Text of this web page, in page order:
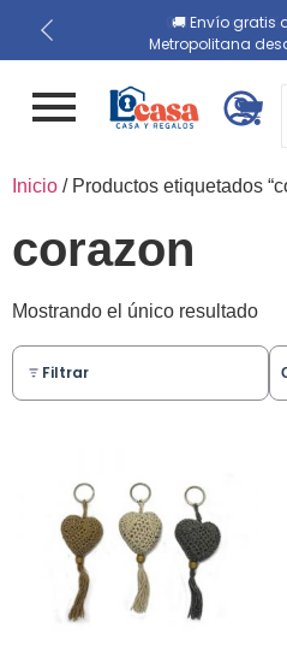
🚚 Envío gratis
Metropolitana
🔒 Compra 100%
📍 Recojo en
mismo
Button 1
Button 2
Inicio / Productos etiquetados
corazon
Mostrando el único resultado
Filtrar